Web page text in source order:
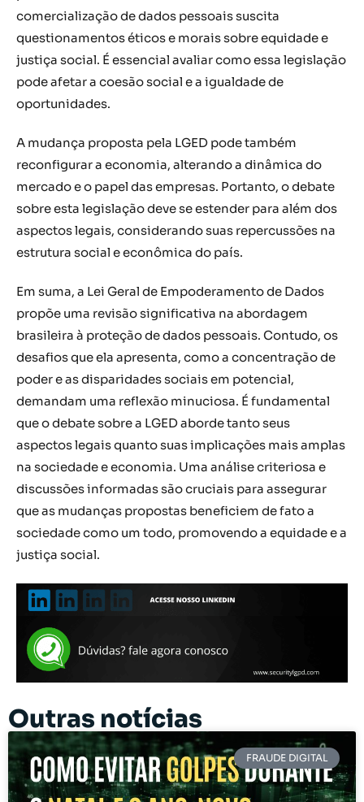
comercialização de dados pessoais suscita
questionamentos éticos e morais sobre equidade e
justiça social. É essencial avaliar como essa legislação
pode afetar a coesão social e a igualdade de
oportunidades.
A mudança proposta pela LGED pode também
reconfigurar a economia, alterando a dinâmica do
mercado e o papel das empresas. Portanto, o debate
sobre esta legislação deve se estender para além dos
aspectos legais, considerando suas repercussões na
estrutura social e econômica do país.
Em suma, a Lei Geral de Empoderamento de Dados
propõe uma revisão significativa na abordagem
brasileira à proteção de dados pessoais. Contudo, os
desafios que ela apresenta, como a concentração de
poder e as disparidades sociais em potencial,
demandam uma reflexão minuciosa. É fundamental
que o debate sobre a LGED aborde tanto seus
aspectos legais quanto suas implicações mais amplas
na sociedade e economia. Uma análise criteriosa e
discussões informadas são cruciais para assegurar
que as mudanças propostas beneficiem de fato a
sociedade como um todo, promovendo a equidade e a
justiça social.
Outras notícias
FRAUDE DIGITAL